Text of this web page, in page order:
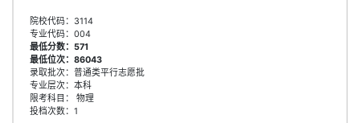
院校代码：3114
专业代码：004
最低分数：571
最低位次：86043
录取批次：普通类平行志愿批
专业层次：本科
限考科目： 物理
投档次数：1